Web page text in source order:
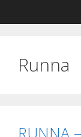
Runna
RUNNA